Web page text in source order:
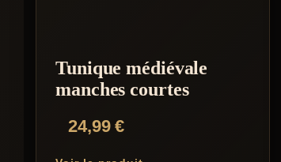
variations.
Les
peuvent
être
Tunique médiévale
manches courtes
24,99€